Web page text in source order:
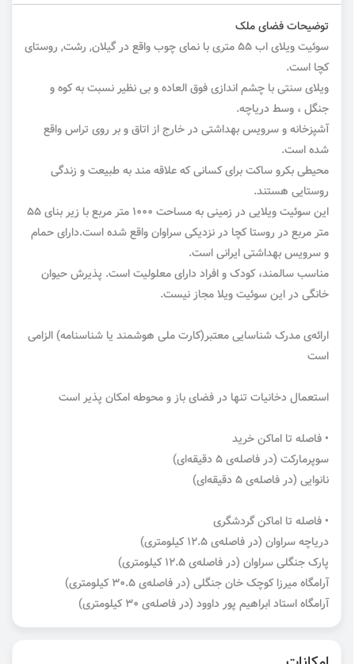
توضیحات فضای ملک
سوئیت ویلای اب 55 متری با نمای چوب واقع در گیلان, رشت, روستای
کچا است.
ویلای سنتی با چشم اندازی فوق العاده و بی نظیر نسبت به کوه و
جنگل ، وسط دریاچه.
آشپزخانه و سرویس بهداشتی در خارج از اتاق و بر روی تراس واقع
شده است.
محیطی بکرو ساکت برای کسانی که علاقه مند به طبیعت و زندگی
روستایی هستند.
این سوئیت ویلایی در زمینی به مساحت 1000 متر مربع با زیر بنای 55
متر مربع در روستا کچا در نزدیکی سراوان واقع شده است.دارای حمام
و سرویس بهداشتی ایرانی است.
مناسب سالمند، کودک و افراد دارای معلولیت است. پذیرش حیوان
خانگی در این سوئیت ویلا مجاز نیست.
ارائه‌ی مدرک شناسایی معتبر(کارت ملی هوشمند یا شناسنامه) الزامی
است
استعمال دخانیات تنها در فضای باز و محوطه امکان پذیر است
• فاصله تا اماکن خرید
سوپرمارکت (در فاصله‌ی 5 دقیقه‌ای)
نانوایی (در فاصله‌ی 5 دقیقه‌ای)
• فاصله تا اماکن گردشگری
دریاچه سراوان (در فاصله‌ی 12.5 کیلومتری)
پارک جنگلی سراوان (در فاصله‌ی 12.5 کیلومتری)
آرامگاه میرزا کوچک خان جنگلی (در فاصله‌ی 30.5 کیلومتری)
آرامگاه استاد ابراهیم پور داوود (در فاصله‌ی 30 کیلومتری)